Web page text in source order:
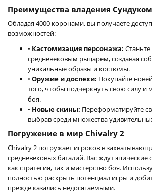
Преимущества владения
Обладая 4000 коронами, вы получаете
возможностей:
• Кастомизация персонажа:
средневековым рыцарем, создавая
уникальные образы и костюмы.
• Оружие и доспехи: Покупайте
того, чтобы подчеркнуть свою силу и
боя.
• Новые скины: Переформатируйте
выбрав среди множества
Погружение в мир Chivalry 2
Chivalry 2 погружает игроков в
средневековых баталий. Вас ждут
как стратегия, так и мастерство боя.
полностью раскрыть потенциал игры и
прежде казались недосягаемыми.